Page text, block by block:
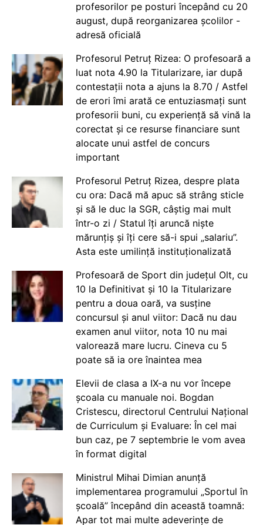
profesorilor pe posturi începând cu 20
august, după reorganizarea școlilor -
adresă oficială
Profesorul Petruț Rizea: O profesoară a
luat nota 4.90 la Titularizare, iar după
contestații nota a ajuns la 8.70 / Astfel
de erori îmi arată ce entuziasmați sunt
profesorii buni, cu experiență să vină la
corectat și ce resurse financiare sunt
alocate unui astfel de concurs
important
Profesorul Petruț Rizea, despre plata
cu ora: Dacă mă apuc să strâng sticle
și să le duc la SGR, câștig mai mult
într-o zi / Statul îți aruncă niște
mărunțiș și îți cere să-i spui „salariu”.
Asta este umilință instituționalizată
Profesoară de Sport din județul Olt, cu
10 la Definitivat și 10 la Titularizare
pentru a doua oară, va susține
concursul și anul viitor: Dacă nu dau
examen anul viitor, nota 10 nu mai
valorează mare lucru. Cineva cu 5
poate să ia ore înaintea mea
Elevii de clasa a IX-a nu vor începe
școala cu manuale noi. Bogdan
Cristescu, directorul Centrului Național
de Curriculum și Evaluare: În cel mai
bun caz, pe 7 septembrie le vom avea
în format digital
Ministrul Mihai Dimian anunță
implementarea programului „Sportul în
școală” începând din această toamnă:
Apar tot mai multe adeverințe de